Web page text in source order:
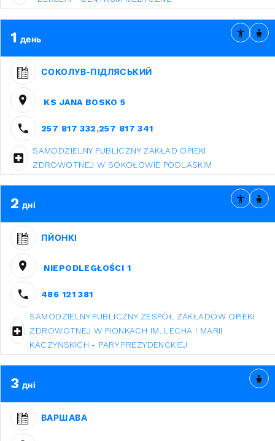
1 день
СОКОЛУВ-ПІДЛЯСЬКИЙ
KS JANA BOSKO 5
257 817 332,257 817 341
SAMODZIELNY PUBLICZNY ZAKŁAD OPIEKI
ZDROWOTNEJ W SOKOŁOWIE PODLASKIM
2 дні
ПЙОНКІ
NIEPODLEGŁOŚCI 1
486 121 381
SAMODZIELNY PUBLICZNY ZESPÓŁ ZAKŁADÓW OPIEKI
ZDROWOTNEJ W PIONKACH IM. LECHA I MARII
KACZYŃSKICH - PARY PREZYDENCKIEJ
3 дні
ВАРШАВА